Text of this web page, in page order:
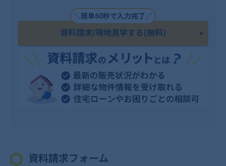
＼簡単60秒で入力完了／
資料請求/現地見学する(無料)
資料請求フォーム